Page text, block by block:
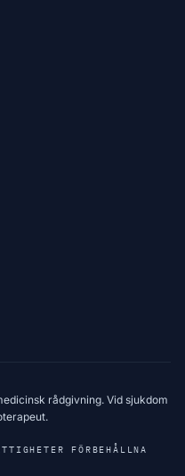
rådgivning. Vid sjukdom
FÖRBEHÅLLNA